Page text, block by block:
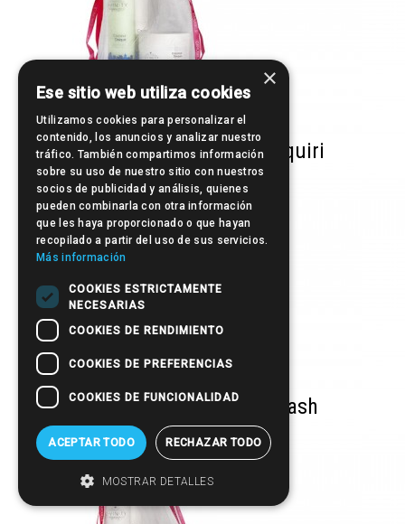
Beauty Kit Coconut Daiquiri
Beauty Kit Tropical Splash
×
Ese sitio web utiliza cookies
Utilizamos cookies para personalizar el
contenido, los anuncios y analizar nuestro
tráfico. También compartimos información
sobre su uso de nuestro sitio con nuestros
socios de publicidad y análisis, quienes
pueden combinarla con otra información
que les haya proporcionado o que hayan
recopilado a partir del uso de sus servicios.
Más información
COOKIES ESTRICTAMENTE
NECESARIAS
COOKIES DE RENDIMIENTO
COOKIES DE PREFERENCIAS
COOKIES DE FUNCIONALIDAD
ACEPTAR TODO RECHAZAR TODO
MOSTRAR DETALLES